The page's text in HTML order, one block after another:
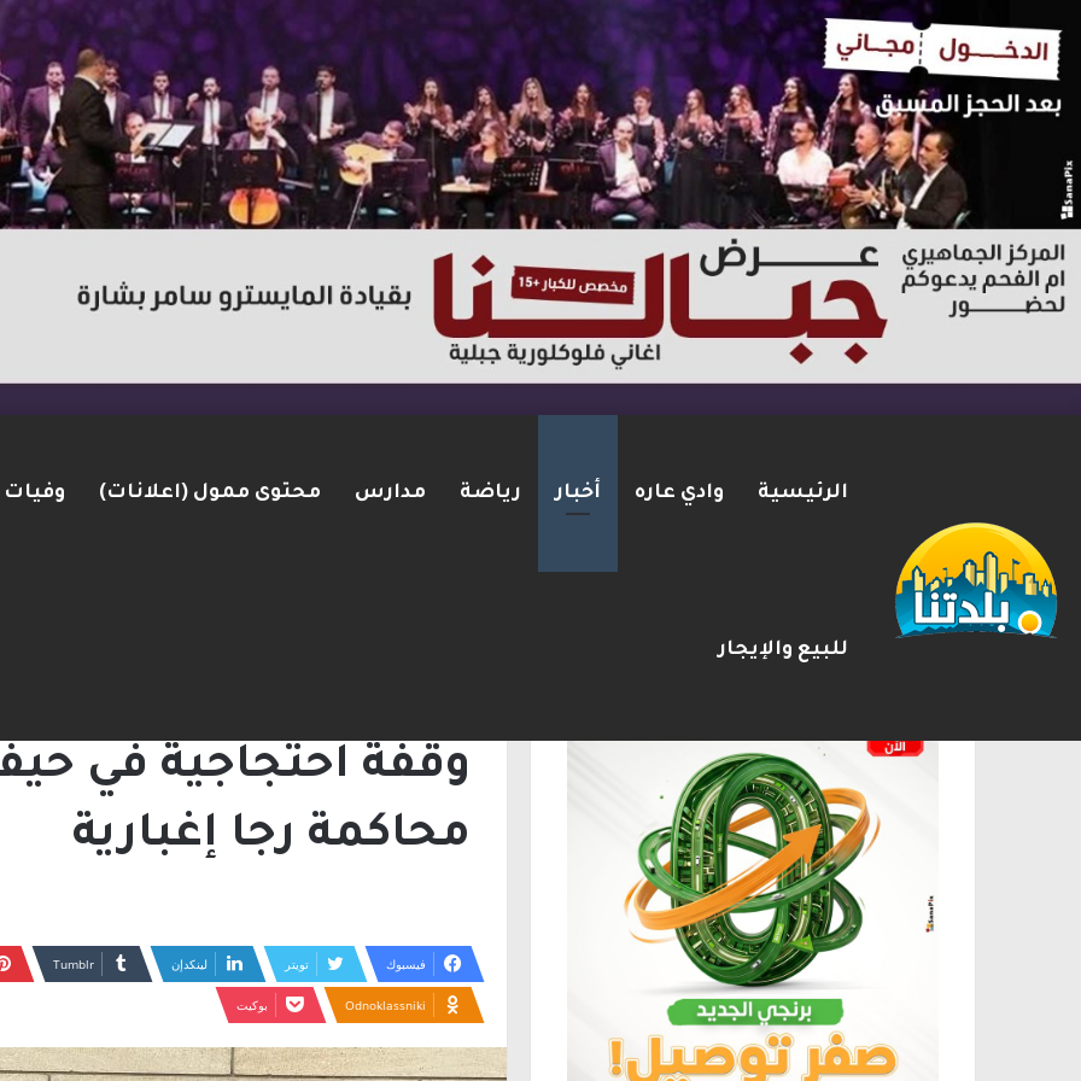
الرئيسية وادي عاره أخبار رياضة مدارس محتوى ممول (اعلانات) وفيات
للبيع والإيجار
بعد مطاردة وإطلاق نار على الإطارات.. الشرطة تعتقل مشتبهين بسلسلة
وقفة احتجاجية في
محاكمة رجا إغبارية
فيسبوك تويتر لينكدإن
Odnoklassniki بوكيت
الإعلانات